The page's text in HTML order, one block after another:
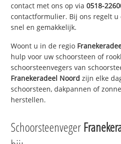
contact met ons op via0518-
contactformulier. Bij ons regelt u
snel en gemakkelijk.
Woont u in de regio
hulp voor uw schoorsteen of
schoorsteenvegers van
Franekeradeel Noord zijn elke
schoorsteen, dakpannen of
herstellen.
Schoorsteenveger